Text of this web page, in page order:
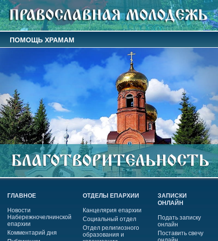
ПОМОЩЬ ХРАМАМ
ГЛАВНОЕ
Новости
Набережночелнинской
епархии
Комментарий дня
ОТДЕЛЫ ЕПАРХИИ
Канцелярия епархии
Социальный отдел
Отдел религиозного
образования и
ЗАПИСКИ
ОНЛАЙН
Подать записку
онлайн
Поставить свечу